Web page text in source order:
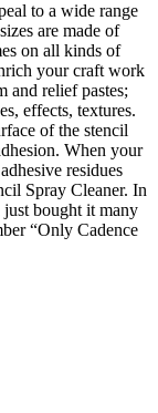
to a wide range
are made of
on all kinds of
your craft work
and relief pastes;
effects, textures.
of the stencil
When your
residues
Spray Cleaner. In
bought it many
“Only Cadence